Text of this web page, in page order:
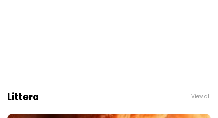
Littera View all